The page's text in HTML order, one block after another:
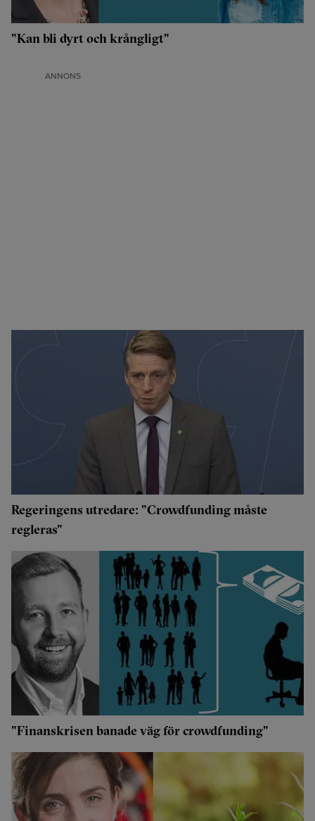
"Kan bli dyrt och krångligt"
ANNONS
Regeringens utredare: "Crowdfunding måste
regleras"
"Finanskrisen banade väg för crowdfunding"